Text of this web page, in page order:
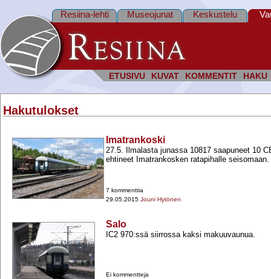
ETUSIVU KUVAT KOMMENTIT HAKU
Resiina-lehti Museojunat Keskustelu
Hakutulokset
Imatrankoski
27.5. Ilmalasta junassa 10817 saapuneet 10
ehtineet Imatrankosken ratapihalle seisomaan.
7 kommenttia
29.05.2015 Jouni Hytönen
Salo
IC2 970:ssä siirrossa kaksi makuuvaunua.
Ei kommentteja